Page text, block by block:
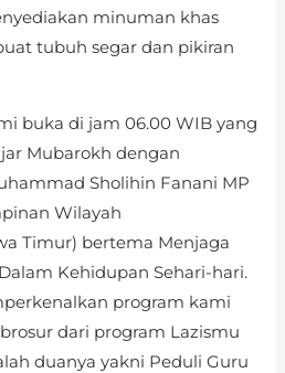
minuman khas
tubuh segar dan pikiran
buka di jam 06.00 WIB yang
Mubarokh dengan
Sholihin Fanani MP
Wilayah
Timur) bertema Menjaga
Kehidupan Sehari-hari.
program kami
dari program Lazismu
duanya yakni Peduli Guru